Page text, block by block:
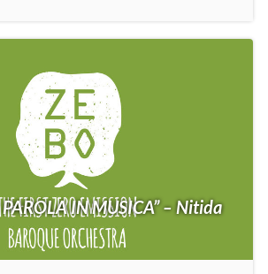
IN MUSICA” – Nitida